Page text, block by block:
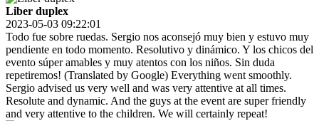
Liber duplex
2023-05-03 09:22:01
Todo fue sobre ruedas. Sergio nos aconsejó muy bien y estuvo muy
pendiente en todo momento. Resolutivo y dinámico. Y los chicos del
evento súper amables y muy atentos con los niños. Sin duda
repetiremos! (Translated by Google) Everything went smoothly.
Sergio advised us very well and was very attentive at all times.
Resolute and dynamic. And the guys at the event are super friendly
and very attentive to the children. We will certainly repeat!